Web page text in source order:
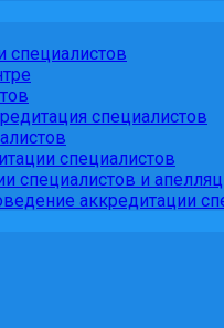
специалистов
специалистов
специалистов
специалистов и
аккредитации